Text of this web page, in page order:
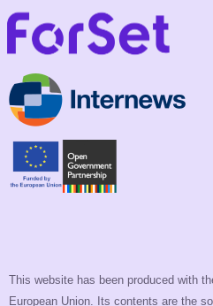
This website has been produced with
European Union. Its contents are the